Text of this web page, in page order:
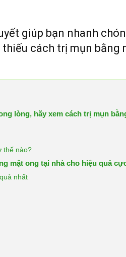
giúp bạn nhanh
cách trị mụn bằng
lòng, hãy xem cách trị mụn
thế nào?
mật ong tại nhà cho hiệu quả
nhất